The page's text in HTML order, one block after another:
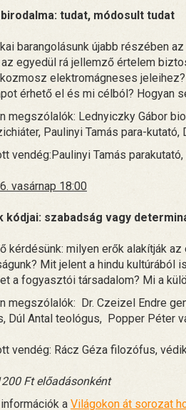
tudat, módosult tudat
barangolásunk újabb részében
egyedül rá jellemző értelem
elektromágneses
érhető el és mi célból? Hogyan
megszólalók: Lednyiczky Gábor
Paulinyi Tamás para-kutató,
vendég:Paulinyi Tamás
vasárnap 18:00
kódjai: szabadság vagy
kérdésünk: milyen erők alakítják
Mit jelent a hindu kultúrából
a fogyasztói társadalom? Mi a
megszólalók: Dr. Czeizel Endre
Dúl Antal teológus, Popper Péter
vendég: Rácz Géza filozófus,
Ft előadásonként
a Világokon át sorozat